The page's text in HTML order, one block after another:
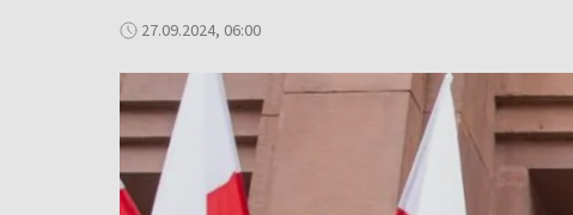
27.09.2024, 06:00